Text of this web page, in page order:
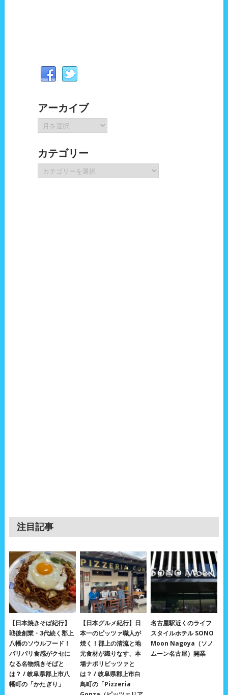
アーカイブ
ー
イ
ブ
カテゴリー
テ
注目記事
【日本焼きそば紀行】
戦後創業・3代続く郡上
八幡のソウルフード！
パリパリ食感がクセに
なる名物焼きそばと
は？ / 岐阜県郡上市八
幡町の「かたぎり」
【日本グルメ紀行】日
本一のピッツァ職人が
焼く！郡上の清流と地
元食材が織りなす、本
場ナポリピッツァと
は？ / 岐阜県郡上市白
鳥町の「Pizzeria
名古屋駅近くのライフ
スタイルホテル SONO
Moon Nagoya（ソノ
ムーン名古屋）開業